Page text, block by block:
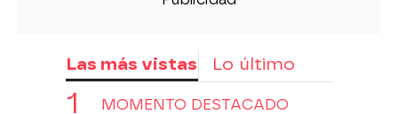
Las más vistas Lo último
MOMENTO DESTACADO